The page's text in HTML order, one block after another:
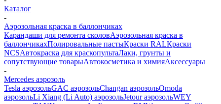
Каталог
-
Аэрозольная краска в баллончиках
Карандаши для ремонта сколовАэрозольная краска в
баллончикахПолировальные пастыКраски RALКраски
NCSАвтокраска для краскопультаЛаки, грунты и
сопутствующие товарыАвтокосметика и химияАксессуары
-
Mercedes аэрозоль
Tesla аэрозольGAC аэрозольChangan аэрозольOmoda
аэрозольLi Xiang (Li Auto) аэрозольJetour аэрозольWEY